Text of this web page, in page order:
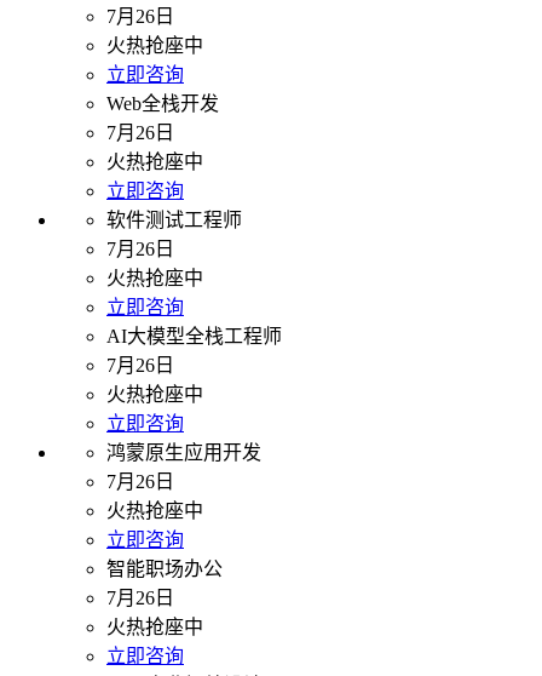
7月26日
火热抢座中
立即咨询
Web全栈开发
7月26日
火热抢座中
立即咨询
软件测试工程师
7月26日
火热抢座中
立即咨询
AI大模型全栈工程师
7月26日
火热抢座中
立即咨询
鸿蒙原生应用开发
7月26日
火热抢座中
立即咨询
智能职场办公
7月26日
火热抢座中
立即咨询